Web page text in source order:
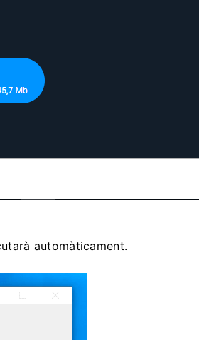
automàticament.